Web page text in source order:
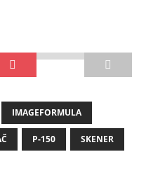
IMAGEFORMULA
P-150 SKENER